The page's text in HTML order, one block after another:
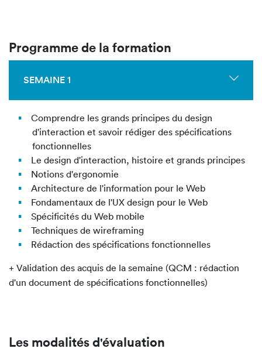
Programme de la formation
SEMAINE 1
Comprendre les grands principes du design
d'interaction et savoir rédiger des spécifications
fonctionnelles
Le design d'interaction, histoire et grands principes
Notions d'ergonomie
Architecture de l'information pour le Web
Fondamentaux de l'UX design pour le Web
Spécificités du Web mobile
Techniques de wireframing
Rédaction des spécifications fonctionnelles
+ Validation des acquis de la semaine (QCM : rédaction
d'un document de spécifications fonctionnelles)
Les modalités d'évaluation